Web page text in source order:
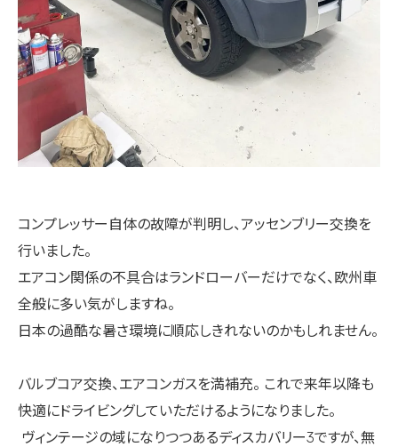
コンプレッサー自体の故障が判明し、アッセンブリー交換を
行いました。
エアコン関係の不具合はランドローバーだけでなく、欧州車
全般に多い気がしますね。
日本の過酷な暑さ環境に順応しきれないのかもしれません。
バルブコア交換、エアコンガスを満補充。 これで来年以降も
快適にドライビングしていただけるようになりました。
ヴィンテージの域になりつつあるディスカバリー3ですが、無